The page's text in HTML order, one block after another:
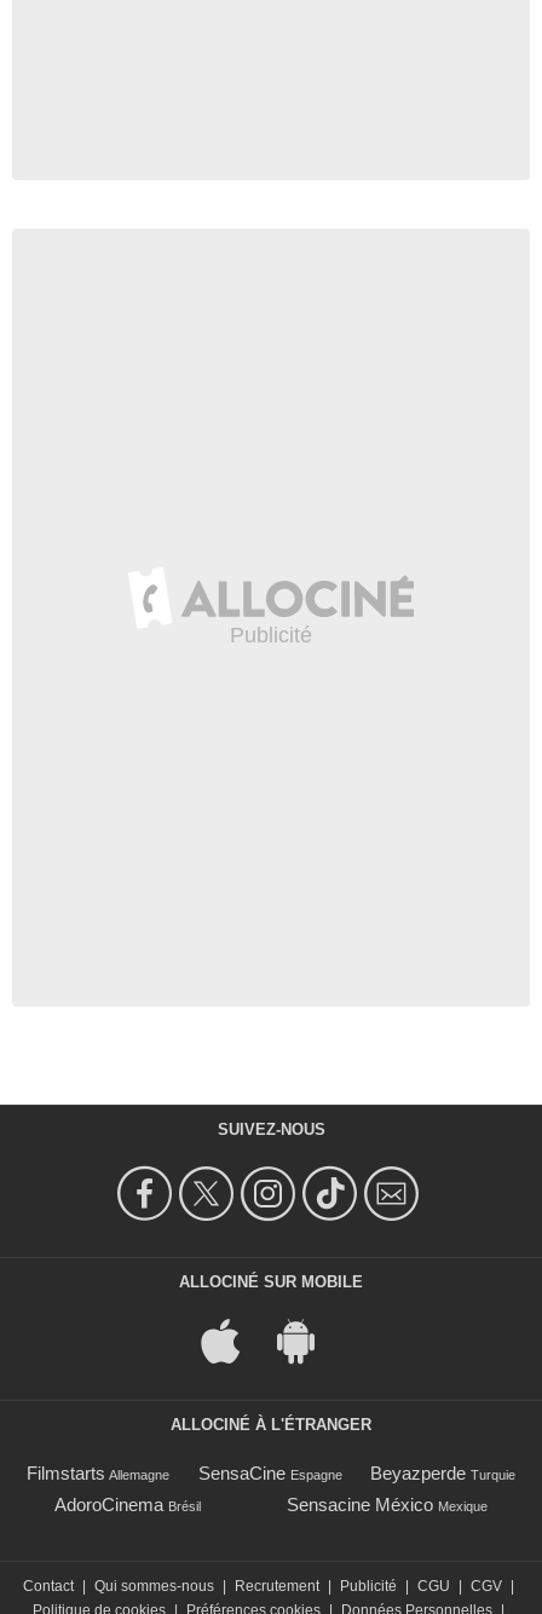
SUIVEZ-NOUS
ALLOCINÉ SUR MOBILE
ALLOCINÉ À L'ÉTRANGER
Filmstarts Allemagne SensaCine Espagne Beyazperde Turquie
AdoroCinema Brésil Sensacine México Mexique
Contact Qui sommes-nous Recrutement Publicité CGU CGV
Politique de cookies
Préférences cookies Données Personnelles